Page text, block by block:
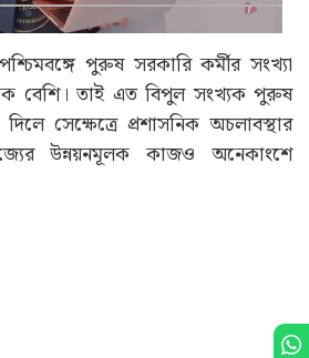
পুরুষ সরকারি কর্মীর সংখ্যা
বেশি। তাই এত বিপুল সংখ্যক পুরুষ
দিলে সেক্ষেত্রে প্রশাসনিক অচলাবস্থার
উন্নয়নমূলক কাজও অনেকাংশে